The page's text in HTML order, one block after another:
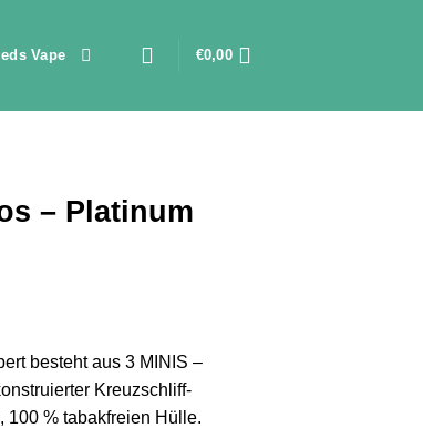
Vape €0,00
– Platinum
besteht aus 3 MINIS –
Kreuzschliff-
100 % tabakfreien Hülle.